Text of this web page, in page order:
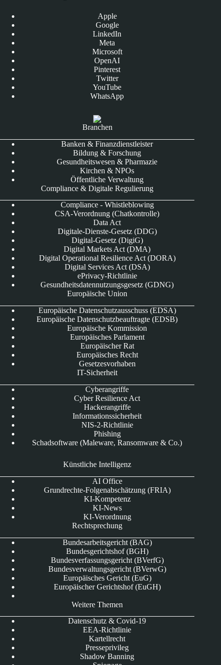
Apple
Google
LinkedIn
Meta
Microsoft
OpenAI
Pinterest
Twitter
YouTube
WhatsApp
Branchen
Banken & Finanzdienstleister
Bildung & Forschung
Gesundheitswesen & Pharmazie
Kirchen & NPOs
Öffentliche Verwaltung
Compliance & Digitale Regulierung
Compliance - Whistleblowing
CSA-Verordnung (Chatkontrolle)
Data Act
Digitale-Dienste-Gesetz (DDG)
Digital-Gesetz (DigiG)
Digital Markets Act (DMA)
Digital Operational Resilience Act (DORA)
Digital Services Act (DSA)
ePrivacy-Richtlinie
Gesundheitsdatennutzungsgesetz (GDNG)
Europäische Union
Europäische Datenschutzausschuss (EDSA)
Europäische Datenschutzbeauftragte (EDSB)
Europäische Kommission
Europäisches Parlament
Europäischer Rat
Europäisches Recht
Gesetzesvorhaben
IT-Sicherheit
Cyberangriffe
Cyber Resilience Act
Hackerangriffe
Informationssicherheit
NIS-2-Richtlinie
Phishing
Schadsoftware (Maleware, Ransomware & Co.)
Künstliche Intelligenz
AI Office
Grundrechte-Folgenabschätzung (FRIA)
KI-Kompetenz
KI-News
KI-Verordnung
Rechtsprechung
Bundesarbeitsgericht (BAG)
Bundesgerichtshof (BGH)
Bundesverfassungsgericht (BVerfG)
Bundesverwaltungsgericht (BVerwG)
Europäisches Gericht (EuG)
Europäischer Gerichtshof (EuGH)
Weitere Themen
Datenschutz & Covid-19
EEA-Richtlinie
Kartellrecht
Presseprivileg
Shadow Banning